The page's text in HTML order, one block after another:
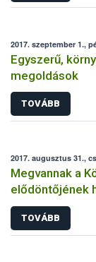
2017. szeptember 1.,
Egyszerű,
megoldások
TOVÁBB
2017. augusztus 31.,
Megvannak a
elődöntőjének
TOVÁBB